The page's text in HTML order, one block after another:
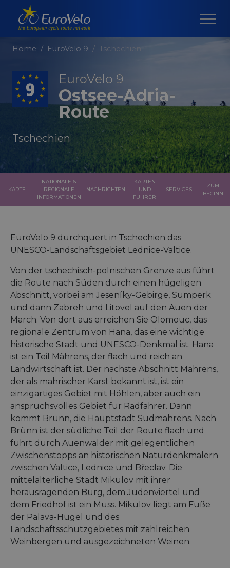
Home EuroVelo 9 Tschechien
EuroVelo 9
Ostsee-Adria-
Route
Tschechien
KARTE
NATIONALE &
REGIONALE
INFORMATIONEN
NACHRICHTEN
KARTEN
UND
FÜHRER
SERVICES
ZUM
BEGINN
EuroVelo 9 durchquert in Tschechien das
UNESCO-Landschaftsgebiet Lednice-Valtice.
Von der tschechisch-polnischen Grenze aus führt
die Route nach Süden durch einen hügeligen
Abschnitt, vorbei am Jeseníky-Gebirge, Sumperk
und dann Zabreh und Litovel auf den Auen der
March. Von dort aus erreichen Sie Olomouc, das
regionale Zentrum von Hana, das eine wichtige
historische Stadt und UNESCO-Denkmal ist. Hana
ist ein Teil Mährens, der flach und reich an
Landwirtschaft ist. Der nächste Abschnitt Mährens,
der als mährischer Karst bekannt ist, ist ein
einzigartiges Gebiet mit Höhlen, aber auch ein
anspruchsvolles Gebiet für Radfahrer. Dann
kommt Brünn, die Hauptstadt Südmährens. Nach
Brünn ist der südliche Teil der Route flach und
führt durch Auenwälder mit gelegentlichen
Zwischenstopps an historischen Naturdenkmälern
zwischen Valtice, Lednice und Břeclav. Die
mittelalterliche Stadt Mikulov mit ihrer
herausragenden Burg, dem Judenviertel und
dem Friedhof ist ein Muss. Mikulov liegt am Fuße
der Palava-Hügel und des
Landschaftsschutzgebietes mit zahlreichen
Weinbergen und ausgezeichneten Weinen.